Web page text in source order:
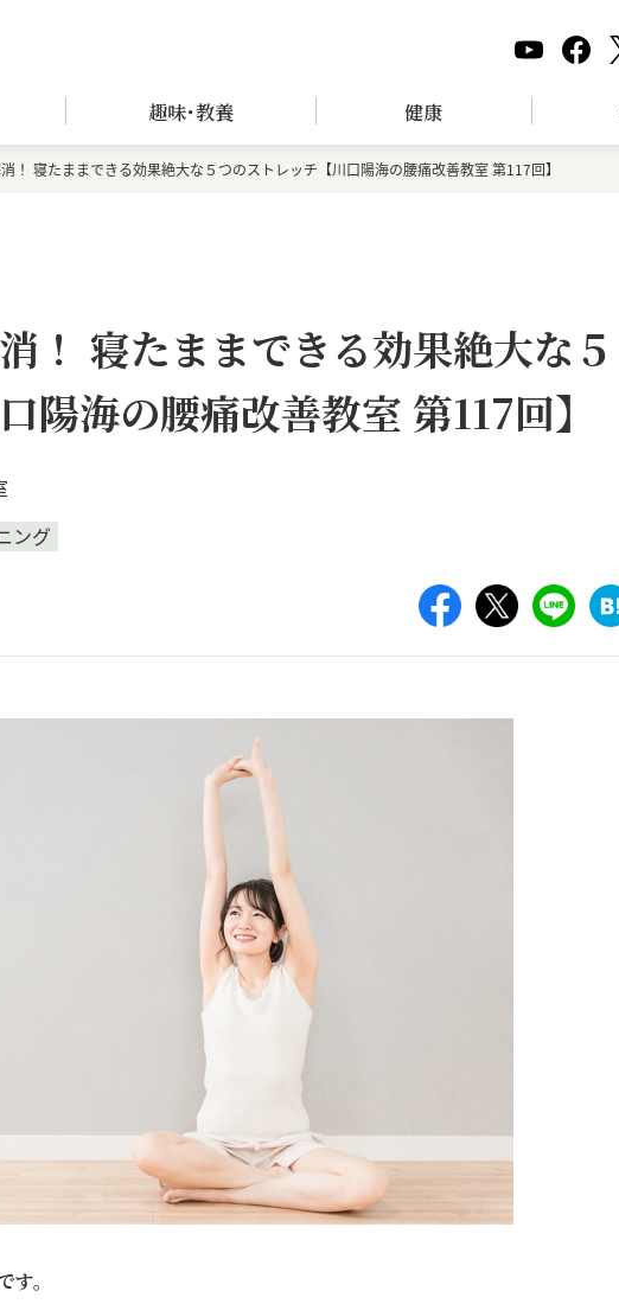
趣味･教養 健康
！ 寝たままできる効果絶大な５つのストレッチ【川口陽海の腰痛改善教室 第117回】
！ 寝たままできる効果絶大な５
陽海の腰痛改善教室 第117回】
ング
。